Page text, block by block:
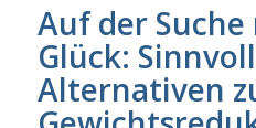
Auf der Suche
Glück:
Alternativen